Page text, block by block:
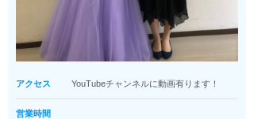
アクセス YouTubeチャンネルに動画有ります！
営業時間